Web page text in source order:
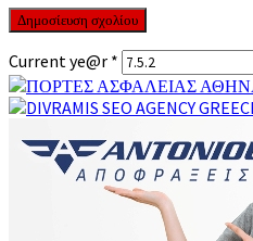
Current ye@r *